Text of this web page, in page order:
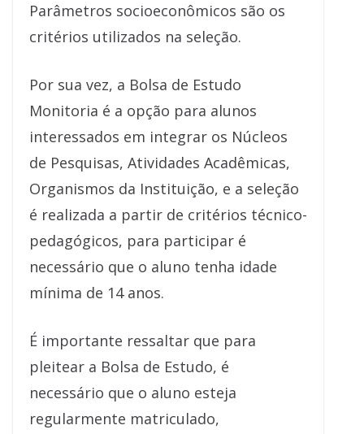
Parâmetros socioeconômicos são os
critérios utilizados na seleção.
Por sua vez, a Bolsa de Estudo
Monitoria é a opção para alunos
interessados em integrar os Núcleos
de Pesquisas, Atividades Acadêmicas,
Organismos da Instituição, e a seleção
é realizada a partir de critérios técnico-
pedagógicos, para participar é
necessário que o aluno tenha idade
mínima de 14 anos.
É importante ressaltar que para
pleitear a Bolsa de Estudo, é
necessário que o aluno esteja
regularmente matriculado,